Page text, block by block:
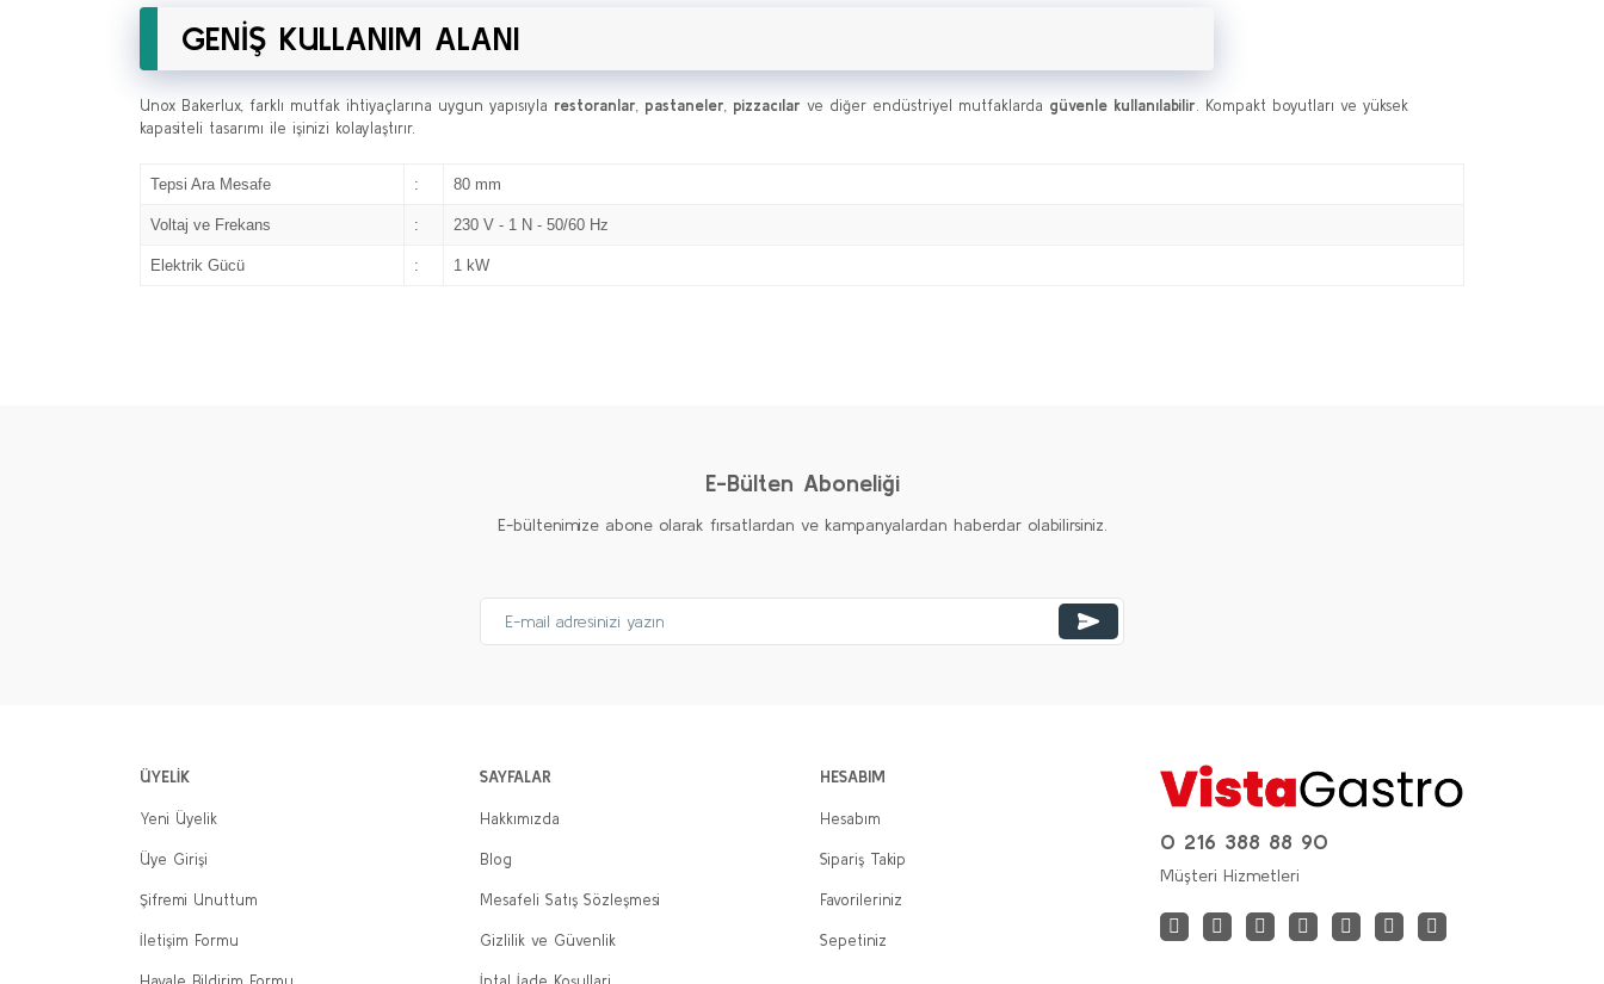
GENİŞ KULLANIM ALANI
Unox Bakerlux, farklı mutfak ihtiyaçlarına uygun yapısıyla restoranlar, pastaneler, pizzacılar ve diğer endüstriyel mutfaklarda güvenle kullanılabilir. Kompakt boyutları ve yüksek
kapasiteli tasarımı ile işinizi kolaylaştırır.
Tepsi Ara Mesafe : 80 mm
Voltaj ve Frekans : 230 V - 1 N - 50/60 Hz
Elektrik Gücü : 1 kW
E-Bülten Aboneliği
E-bültenimize abone olarak fırsatlardan ve kampanyalardan haberdar olabilirsiniz.
ÜYELİK
Yeni Üyelik
Üye Girişi
Şifremi Unuttum
İletişim Formu
SAYFALAR
Hakkımızda
Blog
Mesafeli Satış Sözleşmesi
Gizlilik ve Güvenlik
HESABIM
Hesabım
Sipariş Takip
Favorileriniz
Sepetiniz
0 216 388 88 90
Müşteri Hizmetleri